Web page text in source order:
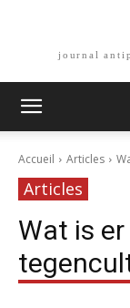
journal
Accueil Articles
Articles
Wat is